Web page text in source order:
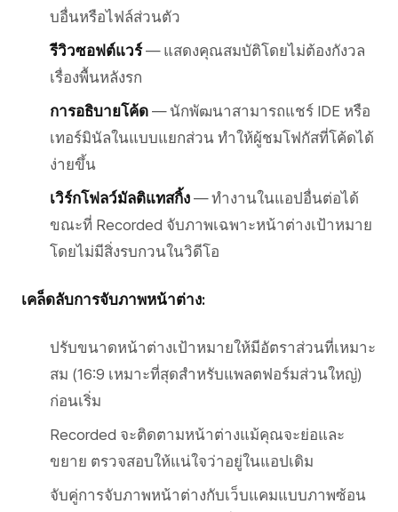
บอื่นหรือไฟล์ส่วนตัว
รีวิวซอฟต์แวร์— แสดงคุณสมบัติโดยไม่ต้องกังวล
เรื่องพื้นหลังรก
การอธิบายโค้ด — นักพัฒนาสามารถแชร์ IDE หรือ
เทอร์มินัลในแบบแยกส่วน ทำให้ผู้ชมโฟกัสที่โค้ดได้
ง่ายขึ้น
เวิร์กโฟลว์มัลติแทสกิ้ง — ทำงานในแอปอื่นต่อได้
ขณะที่ Recorded จับภาพเฉพาะหน้าต่างเป้าหมาย
โดยไม่มีสิ่งรบกวนในวิดีโอ
เคล็ดลับการจับภาพหน้าต่าง:
ปรับขนาดหน้าต่างเป้าหมายให้มีอัตราส่วนที่เหมาะ
สม (16:9 เหมาะที่สุดสำหรับแพลตฟอร์มส่วนใหญ่)
ก่อนเริ่ม
Recorded จะติดตามหน้าต่างแม้คุณจะย่อและ
ขยาย ตรวจสอบให้แน่ใจว่าอยู่ในแอปเดิม
จับคู่การจับภาพหน้าต่างกับเว็บแคมแบบภาพซ้อน